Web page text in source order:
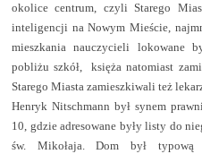
okolice centrum, czyli Starego
inteligencji na Nowym Mieście,
mieszkania nauczycieli lokowane
pobliżu szkół,
księża natomiast
Starego Miasta zamieszkiwali też
Henryk Nitschmann był synem
10, gdzie adresowane były listy do
św. Mikołaja. Dom był typową